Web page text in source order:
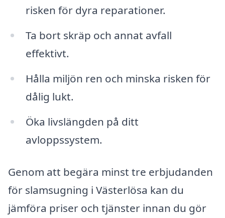
risken för dyra reparationer.
Ta bort skräp och annat avfall
effektivt.
Hålla miljön ren och minska risken för
dålig lukt.
Öka livslängden på ditt
avloppssystem.
Genom att begära minst tre erbjudanden
för slamsugning i Västerlösa kan du
jämföra priser och tjänster innan du gör